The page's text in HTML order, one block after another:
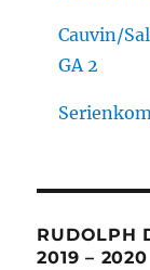
Cauvin/
GA 2
RUDOLPH
2019 – 2020